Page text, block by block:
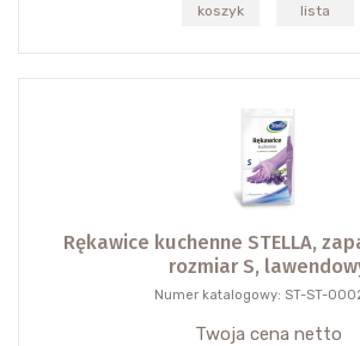
koszyk lista
Rękawice kuchenne STELLA,
rozmiar S,
Numer katalogowy: ST-ST-
Twoja cena netto